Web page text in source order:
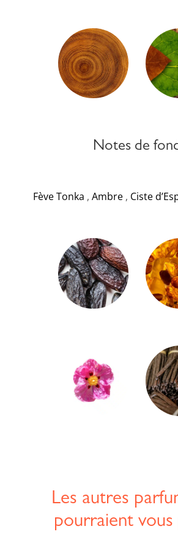
Notes de
Fève Tonka , Ambre , Ciste
Les autres
pourraient vous